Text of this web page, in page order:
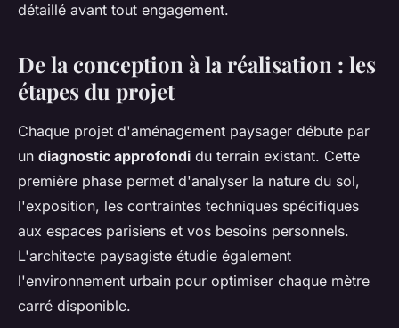
détaillé avant tout engagement.
De la conception à la réalisation : les
étapes du projet
Chaque projet d'aménagement paysager débute par
un diagnostic approfondi du terrain existant. Cette
première phase permet d'analyser la nature du sol,
l'exposition, les contraintes techniques spécifiques
aux espaces parisiens et vos besoins personnels.
L'architecte paysagiste étudie également
l'environnement urbain pour optimiser chaque mètre
carré disponible.